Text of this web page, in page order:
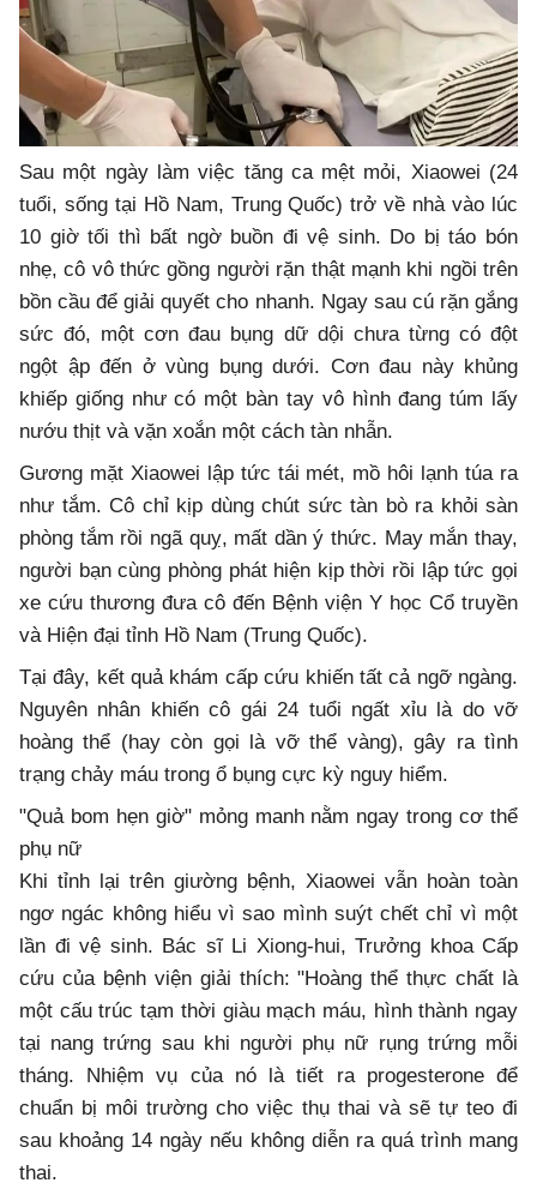
Sau một ngày làm việc tăng ca mệt mỏi, Xiaowei (24
tuổi, sống tại Hồ Nam, Trung Quốc) trở về nhà vào lúc
10 giờ tối thì bất ngờ buồn đi vệ sinh. Do bị táo bón
nhẹ, cô vô thức gồng người rặn thật mạnh khi ngồi trên
bồn cầu để giải quyết cho nhanh. Ngay sau cú rặn gắng
sức đó, một cơn đau bụng dữ dội chưa từng có đột
ngột ập đến ở vùng bụng dưới. Cơn đau này khủng
khiếp giống như có một bàn tay vô hình đang túm lấy
nướu thịt và vặn xoắn một cách tàn nhẫn.
Gương mặt Xiaowei lập tức tái mét, mồ hôi lạnh túa ra
như tắm. Cô chỉ kịp dùng chút sức tàn bò ra khỏi sàn
phòng tắm rồi ngã quỵ, mất dần ý thức. May mắn thay,
người bạn cùng phòng phát hiện kịp thời rồi lập tức gọi
xe cứu thương đưa cô đến Bệnh viện Y học Cổ truyền
và Hiện đại tỉnh Hồ Nam (Trung Quốc).
Tại đây, kết quả khám cấp cứu khiến tất cả ngỡ ngàng.
Nguyên nhân khiến cô gái 24 tuổi ngất xỉu là do vỡ
hoàng thể (hay còn gọi là vỡ thể vàng), gây ra tình
trạng chảy máu trong ổ bụng cực kỳ nguy hiểm.
"Quả bom hẹn giờ" mỏng manh nằm ngay trong cơ thể
phụ nữ
Khi tỉnh lại trên giường bệnh, Xiaowei vẫn hoàn toàn
ngơ ngác không hiểu vì sao mình suýt chết chỉ vì một
lần đi vệ sinh. Bác sĩ Li Xiong-hui, Trưởng khoa Cấp
cứu của bệnh viện giải thích: "Hoàng thể thực chất là
một cấu trúc tạm thời giàu mạch máu, hình thành ngay
tại nang trứng sau khi người phụ nữ rụng trứng mỗi
tháng. Nhiệm vụ của nó là tiết ra progesterone để
chuẩn bị môi trường cho việc thụ thai và sẽ tự teo đi
sau khoảng 14 ngày nếu không diễn ra quá trình mang
thai.